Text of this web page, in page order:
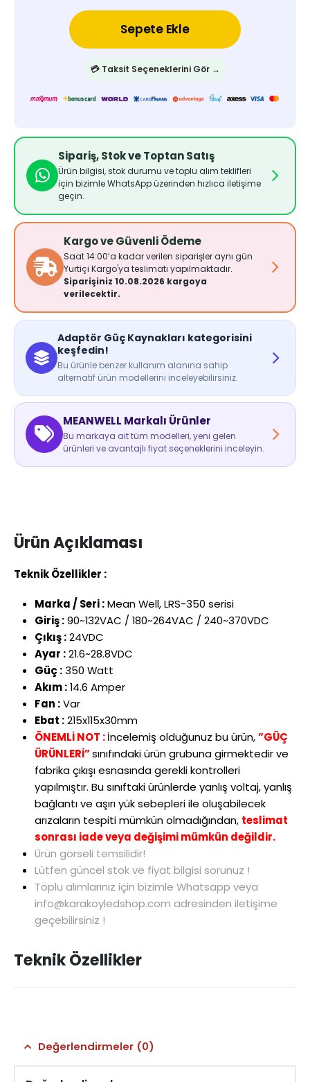
Sepete Ekle
💳 Taksit Seçeneklerini Gör →
Sipariş, Stok ve Toptan Satış
Ürün bilgisi, stok durumu ve toplu alım teklifleri
için bizimle WhatsApp üzerinden hızlıca iletişime
geçin.
Kargo ve Güvenli Ödeme
Saat 14:00’a kadar verilen siparişler aynı gün
Yurtiçi Kargo'ya teslimatı yapılmaktadır.
Siparişiniz 10.08.2026 kargoya
verilecektir.
Adaptör Güç Kaynakları kategorisini
keşfedin!
Bu ürünle benzer kullanım alanına sahip
alternatif ürün modellerini inceleyebilirsiniz.
MEANWELL Markalı Ürünler
Bu markaya ait tüm modelleri, yeni gelen
ürünleri ve avantajlı fiyat seçeneklerini inceleyin.
Ürün Açıklaması
Teknik Özellikler :
Marka / Seri: Mean Well, LRS-350 serisi
Giriş :90~132VAC / 180~264VAC / 240~370VDC
Çıkış :24VDC
Ayar :21.6~28.8VDC
Güç :350 Watt
Akım :14.6 Amper
Fan :Var
Ebat :215x115x30mm
ÖNEMLİ NOT : İncelemiş olduğunuz bu ürün,”GÜÇ
ÜRÜNLERİ”sınıfındaki ürün grubuna girmektedir ve
fabrika çıkışı esnasında gerekli kontrolleri
yapılmıştır. Bu sınıftaki ürünlerde yanlış voltaj, yanlış
bağlantı ve aşırı yük sebepleri ile oluşabilecek
arızaların tespiti mümkün olmadığından, teslimat
sonrası iade veya değişimi mümkün değildir.
Ürün görseli temsilidir!
Lütfen güncel stok ve fiyat bilgisi sorunuz !
Toplu alımlarınız için bizimle Whatsapp veya
info@karakoyledshop.com adresinden iletişime
geçebilirsiniz !
Teknik Özellikler
Değerlendirmeler (0)